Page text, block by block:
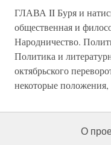
ГЛАВА II Буря и
общественная и
Народничество.
Политика и
октябрьского
некоторые положения,
О